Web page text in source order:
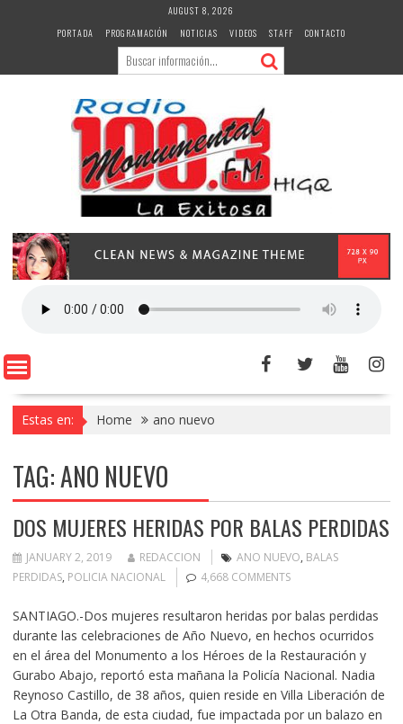
AUGUST 8, 2026
PORTADA
PROGRAMACIÓN NOTICIAS VIDEOS STAFF CONTACTO
Estas en: Home ano nuevo
TAG:ANO NUEVO
DOS MUJERES HERIDAS POR BALAS PERDIDAS
JANUARY 2, 2019 REDACCION ANO NUEVO, BALAS
PERDIDAS, POLICIA NACIONAL 4,668 COMMENTS
SANTIAGO.-Dos mujeres resultaron heridas por balas perdidas
durante las celebraciones de Año Nuevo, en hechos ocurridos
en el área del Monumento a los Héroes de la Restauración y
Gurabo Abajo, reportó esta mañana la Policía Nacional. Nadia
Reynoso Castillo, de 38 años, quien reside en Villa Liberación de
La Otra Banda, de esta ciudad, fue impactada por un balazo en